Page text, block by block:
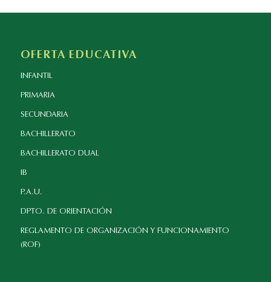
OFERTA EDUCATIVA
INFANTIL
PRIMARIA
SECUNDARIA
BACHILLERATO
BACHILLERATO DUAL
IB
P.A.U.
DPTO. DE ORIENTACIÓN
REGLAMENTO DE ORGANIZACIÓN Y FUNCIONAMIENTO
(ROF)